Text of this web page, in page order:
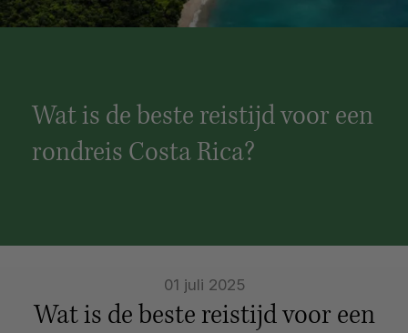
Wat is de beste reistijd voor een
rondreis Costa Rica?
01 juli 2025
Wat is de beste reistijd voor een